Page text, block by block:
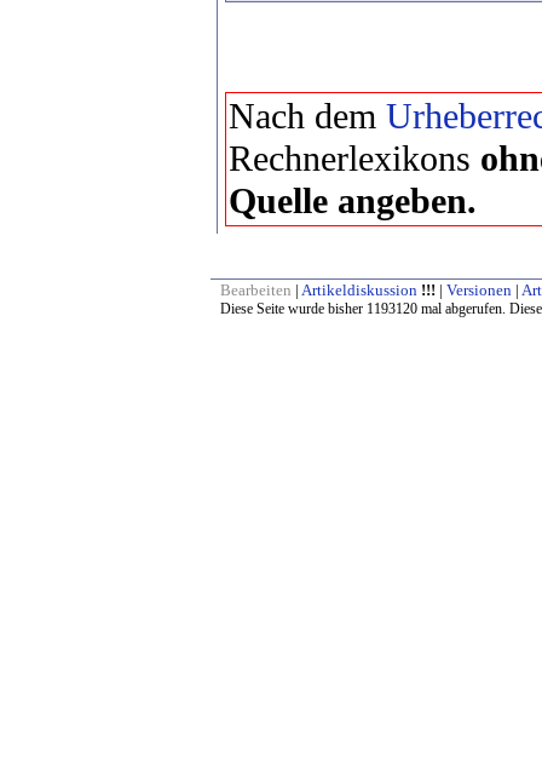
Nach dem
Rechnerlexikons
Quelle angeben.
Bearbeiten | Artikeldiskussion !!! | Versionen |
Diese Seite wurde bisher 1193120 mal abgerufen.